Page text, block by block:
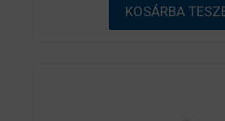
ő
l
KOSÁRBA